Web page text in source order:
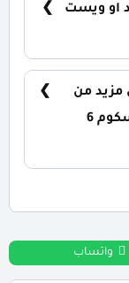
او ويست
كامل
مزيد من
المعلومات عن كمبوند او ويست اوراسكوم 6
واتساب